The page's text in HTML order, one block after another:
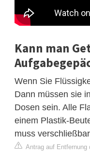
Kann man
Wenn Sie
Dann müssen sie
Dosen sein. Alle
einem Plastik-
muss
Antrag auf Entfernung